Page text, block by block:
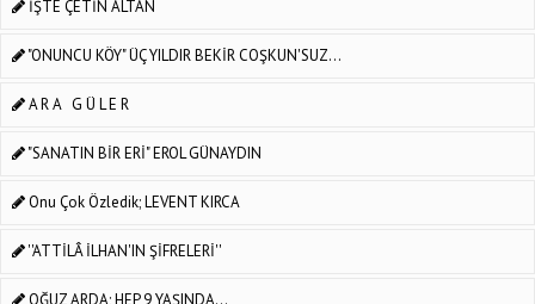
İŞTE ÇETİN ALTAN
"ONUNCU KÖY" ÜÇ YILDIR BEKİR COŞKUN'SUZ...
A R A G Ü L E R
"SANATIN BİR ERİ" EROL GÜNAYDIN
Onu Çok Özledik; LEVENT KIRCA
''ATTİLÂ İLHAN'IN ŞİFRELERİ''
OĞUZ ARDA; HEP 9 YAŞINDA...